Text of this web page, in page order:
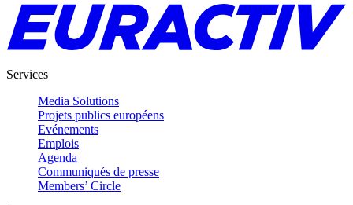
Services
Media Solutions
Projets publics européens
Evénements
Emplois
Agenda
Communiqués de presse
Members’ Circle